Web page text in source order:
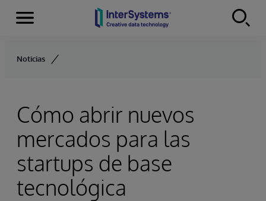
Skip to content
Secciones
Noticias
Cómo abrir nuevos
mercados para las
startups de base
tecnológica